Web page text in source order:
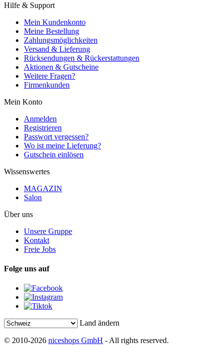
Hilfe & Support
Mein Kundenkonto
Meine Bestellung
Zahlungsmöglichkeiten
Versand & Lieferung
Rücksendungen & Rückerstattungen
Aktionen & Gutscheine
Weitere Fragen?
Firmenkunden
Mein Konto
Anmelden
Registrieren
Passwort vergessen?
Wo ist meine Lieferung?
Gutschein einlösen
Wissenswertes
MAGAZIN
Salon
Über uns
Unsere Gruppe
Kontakt
Freie Jobs
Folge uns auf
Land ändern
© 2010-2026 niceshops GmbH - All rights reserved.